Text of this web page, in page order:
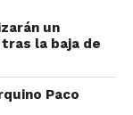
un
la baja de
Paco